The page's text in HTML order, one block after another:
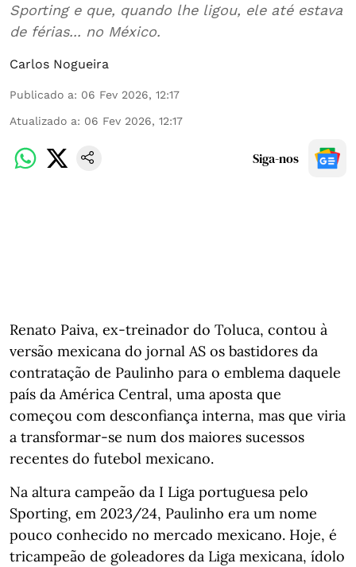
Sporting e que, quando lhe ligou, ele até estava
de férias... no México.
Carlos Nogueira
Publicado a: 06 Fev 2026, 12:17
Atualizado a: 06 Fev 2026, 12:17
Siga-nos
Renato Paiva, ex-treinador do Toluca, contou à
versão mexicana do jornal AS os bastidores da
contratação de Paulinho para o emblema daquele
país da América Central, uma aposta que
começou com desconfiança interna, mas que viria
a transformar-se num dos maiores sucessos
recentes do futebol mexicano.
Na altura campeão da I Liga portuguesa pelo
Sporting, em 2023/24, Paulinho era um nome
pouco conhecido no mercado mexicano. Hoje, é
tricampeão de goleadores da Liga mexicana, ídolo